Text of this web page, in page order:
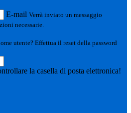
E-mail Verrà inviato un messaggio
necessarie.
utente? Effettua il reset della password
la casella di posta elettronica!